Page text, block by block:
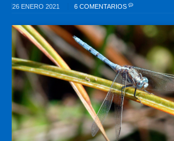
26 ENERO 2021 6 COMENTARIOS